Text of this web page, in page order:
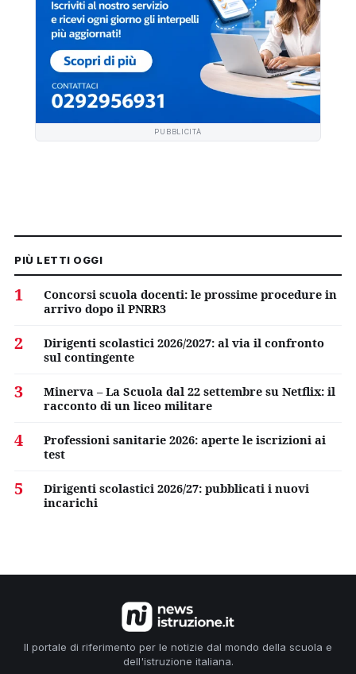
PUBBLICITÀ
PIÙ LETTI OGGI
1
Concorsi scuola docenti: le prossime procedure in
arrivo dopo il PNRR3
2
Dirigenti scolastici 2026/2027: al via il confronto
sul contingente
3
Minerva – La Scuola dal 22 settembre su Netflix: il
racconto di un liceo militare
4
Professioni sanitarie 2026: aperte le iscrizioni ai
test
5
Dirigenti scolastici 2026/27: pubblicati i nuovi
incarichi
Il portale di riferimento per le notizie dal mondo della scuola e
dell'istruzione italiana.